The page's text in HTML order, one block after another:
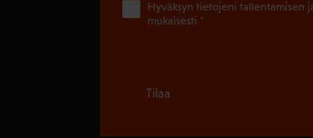
Hyväksyn tietojeni tallentamisen
mukaisesti *
Tilaa